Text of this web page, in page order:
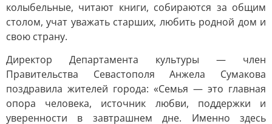
колыбельные, читают книги, собираются за общим
столом, учат уважать старших, любить родной дом и
свою страну.
Директор Департамента культуры — член
Правительства Севастополя Анжела Сумакова
поздравила жителей города: «Семья — это главная
опора человека, источник любви, поддержки и
уверенности в завтрашнем дне. Именно здесь